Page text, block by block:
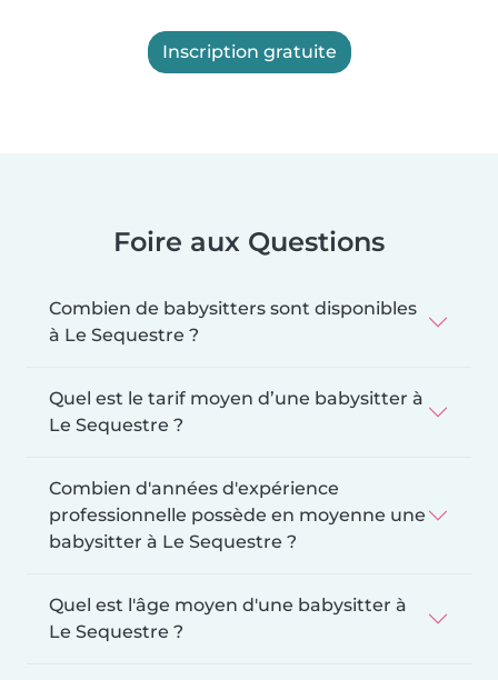
Inscription gratuite
Foire aux Questions
Combien de babysitters sont disponibles
à Le Sequestre ?
Quel est le tarif moyen d’une babysitter à
Le Sequestre ?
Combien d'années d'expérience
professionnelle possède en moyenne une
babysitter à Le Sequestre ?
Quel est l'âge moyen d'une babysitter à
Le Sequestre ?